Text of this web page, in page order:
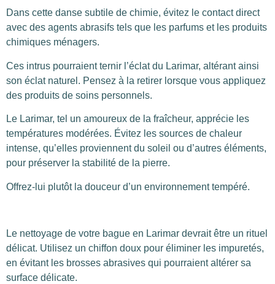
Dans cette danse subtile de chimie, évitez le contact direct
avec des agents abrasifs tels que les parfums et les produits
chimiques ménagers.
Ces intrus pourraient ternir l’éclat du Larimar, altérant ainsi
son éclat naturel. Pensez à la retirer lorsque vous appliquez
des produits de soins personnels.
Le Larimar, tel un amoureux de la fraîcheur, apprécie les
températures modérées. Évitez les sources de chaleur
intense, qu’elles proviennent du soleil ou d’autres éléments,
pour préserver la stabilité de la pierre.
Offrez-lui plutôt la douceur d’un environnement tempéré.
Le nettoyage de votre bague en Larimar devrait être un rituel
délicat. Utilisez un chiffon doux pour éliminer les impuretés,
en évitant les brosses abrasives qui pourraient altérer sa
surface délicate.